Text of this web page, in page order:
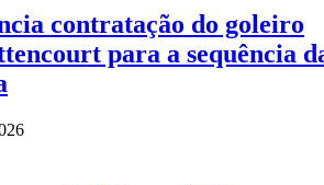
contratação do goleiro
para a sequência